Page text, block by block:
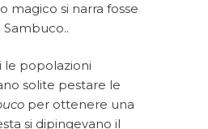
magico si narra fosse
le popolazioni
solite pestare le
per ottenere una
si dipingevano il